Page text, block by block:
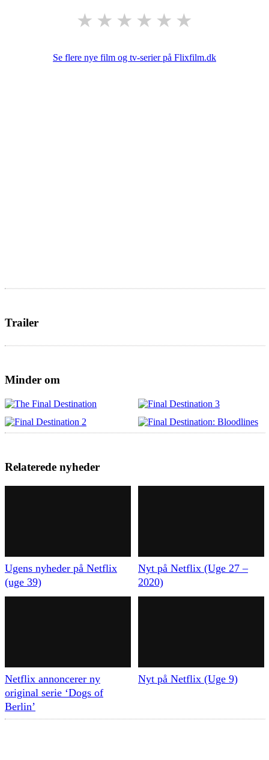
★ ★ ★ ★ ★ ★
Se flere nye film og tv-serier på Flixfilm.dk
Trailer
Minder om
Relaterede nyheder
Ugens nyheder på Netflix
(uge 39)
Nyt på Netflix (Uge 27 –
2020)
Netflix annoncerer ny
original serie ‘Dogs of
Berlin’
Nyt på Netflix (Uge 9)